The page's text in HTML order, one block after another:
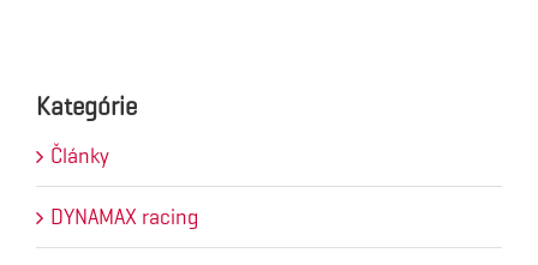
Kategórie
Články
DYNAMAX racing